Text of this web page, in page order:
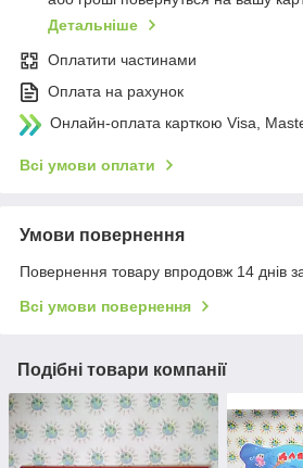
Детальніше
Оплатити частинами
Оплата на рахунок
Онлайн-оплата карткою Visa,
Всі умови оплати
Умови повернення
Повернення товару впродовж 14 днів
Всі умови повернення
Подібні товари компанії